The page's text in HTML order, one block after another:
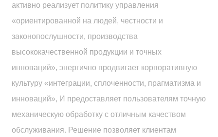
активно реализует политику управления
«ориентированной на людей, честности и
законопослушности, производства
высококачественной продукции и точных
инноваций», энергично продвигает корпоративную
культуру «интеграции, сплоченности, прагматизма и
инноваций», И предоставляет пользователям точную
механическую обработку с отличным качеством
обслуживания. Решение позволяет клиентам